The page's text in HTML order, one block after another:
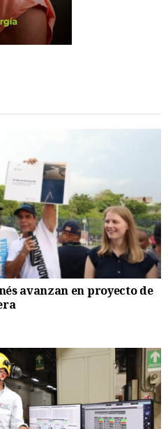
avanzan en proyecto de